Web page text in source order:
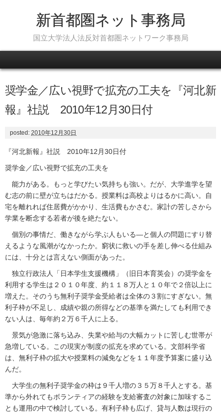
新首都圏ネット事務局
国立大学法人法反対首都圏ネットワーク事務局
奨学金／広い視野で拡充の工夫を『河北新
報』社説 2010年12月30日付
posted: 2010年12月30日
『河北新報』社説 2010年12月30日付
奨学金／広い視野で拡充の工夫を
能力がある。もっと学びたい気持ちも強い。だが、大学進学を望
む志の前に壁が立ちはだかる。授業料は高校よりはるかに高い。自
宅を離れれば住居費がかかり、生活費もかさむ。家計の苦しさから
学業を断念する若者が後を絶たない。
個別の事情だ、働きながら学ぶ人もいる―と個人の問題にすり替
えるような風潮がなかったか。窮状に救いの手を差し伸べる仕組み
には、十分とは言えない側面があった。
独立行政法人「日本学生支援機構」（旧日本育英会）の奨学金を
利用する学生は２０１０年度、約１１８万人と１０年で２倍以上に
増えた。そのうち無利子奨学金受給者は全体の３割にすぎない。無
利子枠が不足し、成績や親の所得などの基準を満たしても利用でき
ない人は、毎年約２万６千人に上る。
景気が急激に落ち込み、失業や給与の大幅カットに苦しむ世帯が
急増している。この現実が制度の拡充を求めている。文部科学省
は、無利子枠の拡大や授業料の減免などを１１年度予算案に盛り込
んだ。
大学生の無利子奨学金の枠は９千人増の３５万８千人とする。基
準から外れてもボランティアの経験を支給審査の対象に加味するこ
とも運用の中で検討している。有利子枠も広げ、貸与人数は現行の